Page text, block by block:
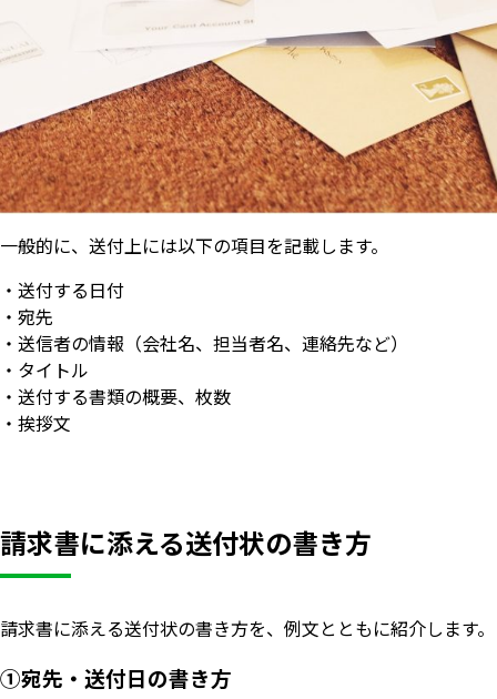
一般的に、送付上には以下の項目を記載します。
・送付する日付
・宛先
・送信者の情報（会社名、担当者名、連絡先など）
・タイトル
・送付する書類の概要、枚数
・挨拶文
請求書に添える送付状の書き方
請求書に添える送付状の書き方を、例文とともに紹介します。
①宛先・送付日の書き方